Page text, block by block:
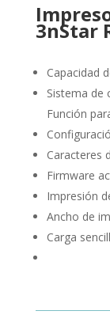
3nStar
Capacidad
Sistema de
Función
Caracteres
Firmware
Impresión
Ancho de
Carga